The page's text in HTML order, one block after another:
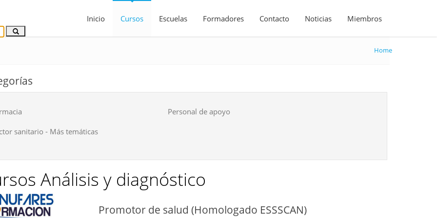
Inicio Cursos Escuelas Formadores Contacto Noticias Miembros
Home
Personal de apoyo
sanitario - Más temáticas
Análisis y diagnóstico
Promotor de salud (Homologado ESSSCAN)